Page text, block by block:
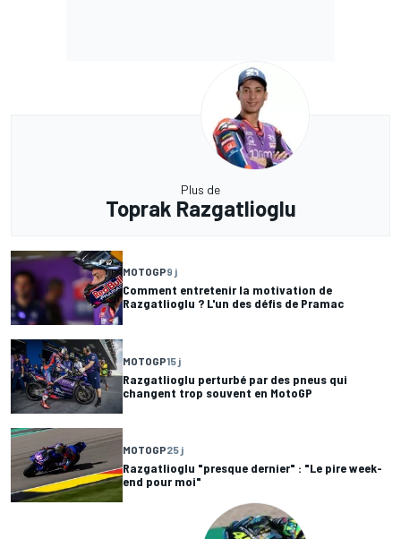
Plus de
Toprak Razgatlioglu
MOTOGP9 j
Comment entretenir la motivation de
Razgatlioglu ? L'un des défis de Pramac
MOTOGP15 j
Razgatlioglu perturbé par des pneus qui
changent trop souvent en MotoGP
MOTOGP25 j
Razgatlioglu "presque dernier" : "Le pire week-
end pour moi"